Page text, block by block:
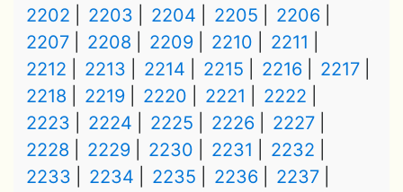
2202
2203 2204 2205
2206
2207
2208 2209 2210
2211
2212
2213 2214 2215 2216
2217
2218
2219 2220 2221
2222
2223
2224 2225 2226
2227
2228
2229 2230 2231
2232
2233
2234 2235 2236
2237